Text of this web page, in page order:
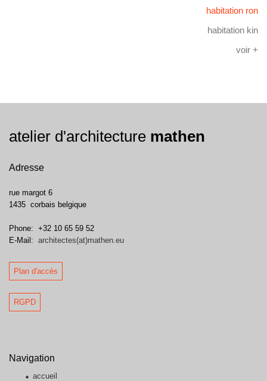
habitation ron
habitation kin
voir +
atelier d'architecture mathen
Adresse
rue margot 6
1435 corbais belgique
Phone: +32 10 65 59 52
E-Mail: architectes(at)mathen.eu
Plan d'accès
RGPD
Navigation
accueil